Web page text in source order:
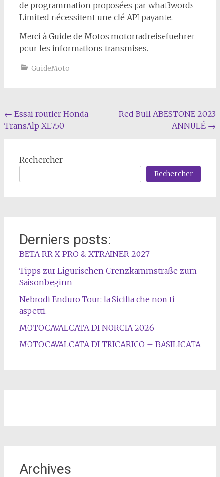
de programmation proposées par what3words
Limited nécessitent une clé API payante.
Merci à Guide de Motos motorradreisefuehrer
pour les informations transmises.
GuideMoto
Navigation
de
← Essai routier Honda
TransAlp XL750
Red Bull ABESTONE 2023
ANNULÉ →
Rechercher
Rechercher
Derniers posts:
BETA RR X-PRO & XTRAINER 2027
Tipps zur Ligurischen Grenzkammstraße zum
Saisonbeginn
Nebrodi Enduro Tour: la Sicilia che non ti
aspetti.
MOTOCAVALCATA DI NORCIA 2026
MOTOCAVALCATA DI TRICARICO – BASILICATA
Archives